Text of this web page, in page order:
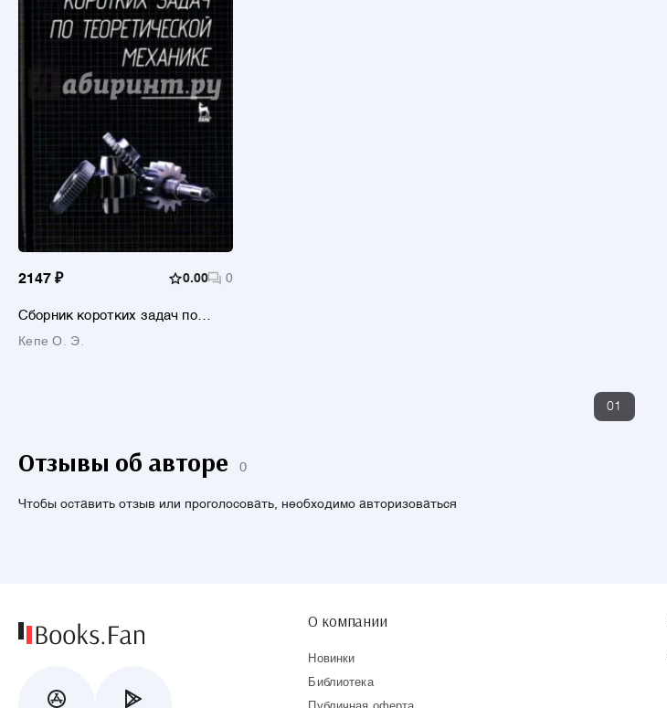
2147 ₽ 0.00 0
Сборник коротких задач по
Учебное пособие
Кепе О. Э.
01
Отзывы об авторе 0
Чтобы оставить отзыв или проголосовать, необходимо авторизоваться
О компании
Новинки
Библиотека